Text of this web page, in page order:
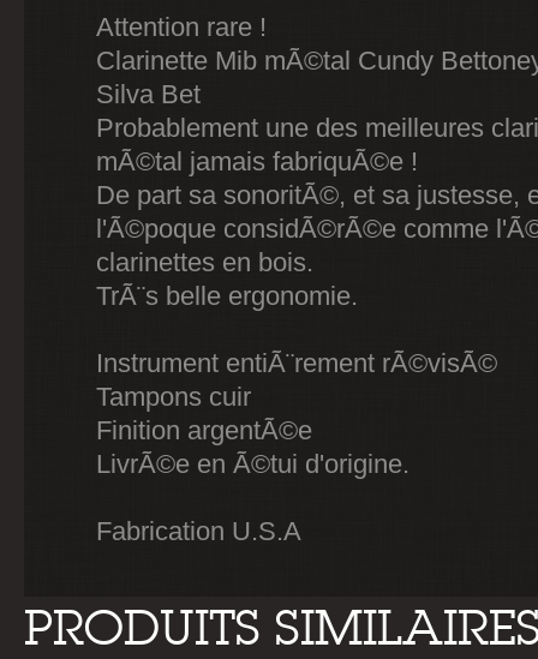
Attention rare !
Clarinette Mib mÃ©tal Cundy
Silva Bet
Probablement une des meilleures
mÃ©tal jamais fabriquÃ©e !
De part sa sonoritÃ©, et sa justesse,
l'Ã©poque considÃ©rÃ©e comme
clarinettes en bois.
TrÃ¨s belle ergonomie.
Instrument entiÃ¨rement rÃ©visÃ©
Tampons cuir
Finition argentÃ©e
LivrÃ©e en Ã©tui d'origine.
Fabrication U.S.A
PRODUITS